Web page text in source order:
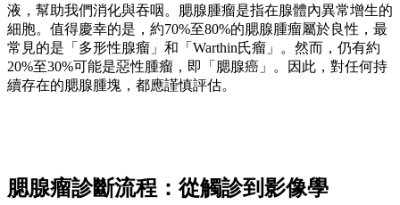
液，幫助我們消化與吞咽。腮腺腫瘤是指在腺體內異常增生的
細胞。值得慶幸的是，約70%至80%的腮腺腫瘤屬於良性，最
常見的是「多形性腺瘤」和「Warthin氏瘤」。然而，仍有約
20%至30%可能是惡性腫瘤，即「腮腺癌」。因此，對任何持
續存在的腮腺腫塊，都應謹慎評估。
腮腺瘤診斷流程：從觸診到影像學